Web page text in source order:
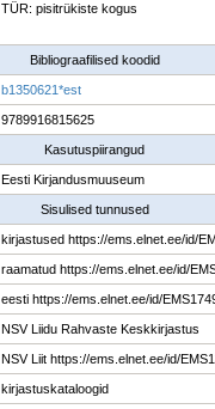
TÜR: pisitrükiste kogus
Bibliograafilised koodid
b1350621*est
9789916815625
Kasutuspiirangud
Eesti Kirjandusmuuseum
Sisulised tunnused
kirjastused https://ems.elnet.ee/id/
raamatud https://ems.elnet.ee/id/
eesti https://ems.elnet.ee/id/
NSV Liidu Rahvaste Keskkirjastus
NSV Liit https://ems.elnet.ee/id/
kirjastuskataloogid